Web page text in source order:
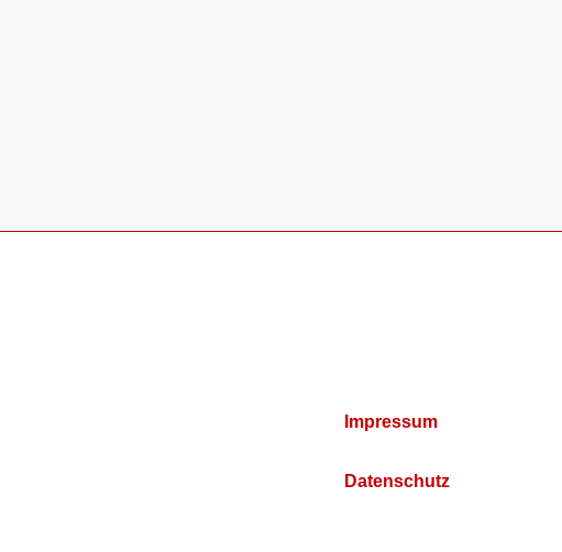
Impressum
Datenschutz